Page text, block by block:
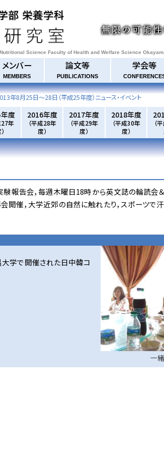
Science Faculty of Health and Welfare Science
メンバー
MEMBERS
論文等
PUBLICATIONS
学会等
年8月25日～28日 （平成25年度）ニュース・イベント
度
27年
2016年度
（平成28年
度）
2017年度
（平成29年
度）
2018年度
（平成30年
度）
（
報告会，毎週木曜日18時から英文誌の輪読会
開催，大学近郊の自然に触れたり，スポーツで
学で開催された日中韓コ
一